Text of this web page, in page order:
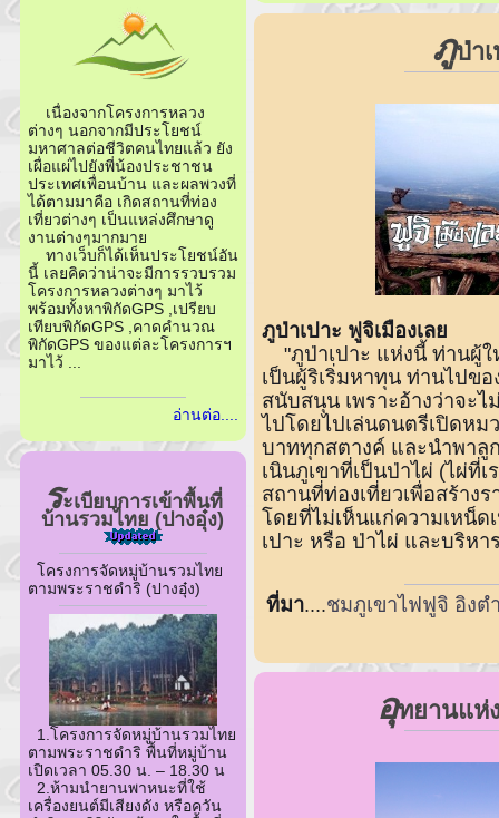
เนื่องจากโครงการหลวง
ต่างๆ นอกจากมีประโยชน์
มหาศาลต่อชีวิตคนไทยแล้ว ยัง
เผื่อแผ่ไปยังพี่น้องประชาชน
ประเทศเพื่อนบ้าน และผลพวงที่
ได้ตามมาคือ เกิดสถานที่ท่อง
เที่ยวต่างๆ เป็นแหล่งศึกษาดู
งานต่างๆมากมาย
ทางเว็บก็ได้เห็นประโยชน์อัน
นี้ เลยคิดว่าน่าจะมีการรวบรวม
โครงการหลวงต่างๆ มาไว้
พร้อมทั้งหาพิกัดGPS ,เปรียบ
เทียบพิกัดGPS ,คาดคำนวณ
พิกัดGPS ของแต่ละโครงการฯ
มาไว้ ...
อ่านต่อ....
ระเบียบการเข้าพื้นที่
บ้านรวมไทย (ปางอุ๋ง)
โครงการจัดหมู่บ้านรวมไทย
ตามพระราชดำริ (ปางอุ๋ง)
1.โครงการจัดหมู่บ้านรวมไทย
ตามพระราชดำริ พื้นที่หมู่บ้าน
เปิดเวลา 05.30 น. – 18.30 น
2.ห้ามนำยานพาหนะที่ใช้
เครื่องยนต์มีเสียงดัง หรือควัน
ภูป่า
ภูป่าเปาะ ฟูจิเมืองเลย
"ภูป่าเปาะ แห่งนี้ ท่านผู้
เป็นผู้ริเริ่มหาทุน ท่านไปข
สนับสนุน เพราะอ้างว่าจะ
ไปโดยไปเล่นดนตรีเปิดหม
บาททุกสตางค์ และนำพา
เนินภูเขาที่เป็นป่าไผ่ (ไผ่ที่
สถานที่ท่องเที่ยวเพื่อสร้า
โดยที่ไม่เห็นแก่ความเหน็
เปาะ หรือ ป่าไผ่ และบริห
ที่มา....ชมภูเขาไฟฟูจิ อิง
อุทยานแห่